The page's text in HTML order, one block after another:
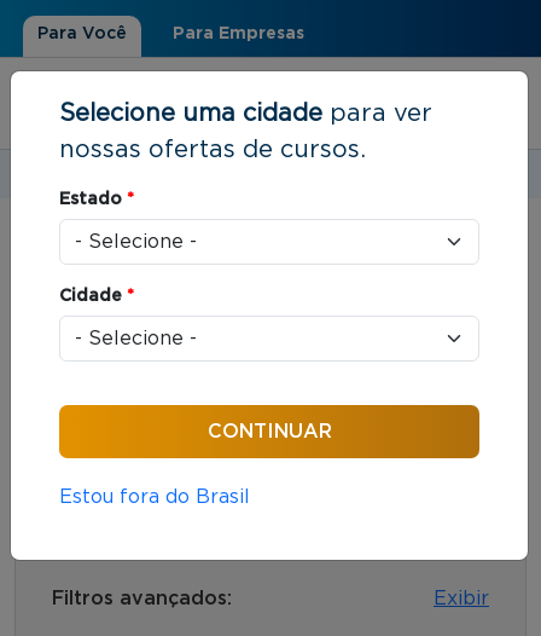
Para Você Para Empresas
Você está aqui
Resultados de busca
Foram encontrados: 375 cursos
Filtros avançados: Exibir
Selecione uma cidade para ver
nossas ofertas de cursos.
Estado *
Cidade *
Estou fora do Brasil